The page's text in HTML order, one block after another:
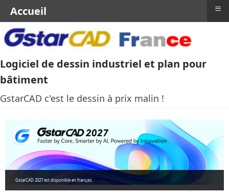
Logiciel de dessin industriel et plan pour
bâtiment
GstarCAD c'est le dessin à prix malin !
GstarCAD 2027 est disponible en français
Accueil ≡